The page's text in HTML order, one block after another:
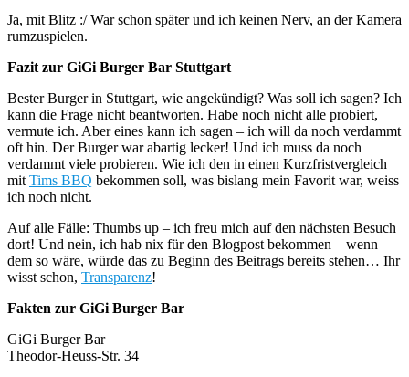
Ja, mit Blitz :/ War schon später und ich keinen Nerv, an der Kamera
rumzuspielen.
Fazit zur GiGi Burger Bar Stuttgart
Bester Burger in Stuttgart, wie angekündigt? Was soll ich sagen? Ich
kann die Frage nicht beantworten. Habe noch nicht alle probiert,
vermute ich. Aber eines kann ich sagen – ich will da noch verdammt
oft hin. Der Burger war abartig lecker! Und ich muss da noch
verdammt viele probieren. Wie ich den in einen Kurzfristvergleich
mit Tims BBQ bekommen soll, was bislang mein Favorit war, weiss
ich noch nicht.
Auf alle Fälle: Thumbs up – ich freu mich auf den nächsten Besuch
dort! Und nein, ich hab nix für den Blogpost bekommen – wenn
dem so wäre, würde das zu Beginn des Beitrags bereits stehen… Ihr
wisst schon, Transparenz!
Fakten zur GiGi Burger Bar
GiGi Burger Bar
Theodor-Heuss-Str. 34